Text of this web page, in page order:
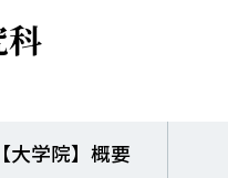
【大学院】概要